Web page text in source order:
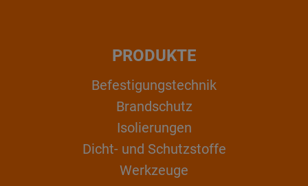
PRODUKTE
Befestigungstechnik
Brandschutz
Isolierungen
Dicht- und Schutzstoffe
Werkzeuge